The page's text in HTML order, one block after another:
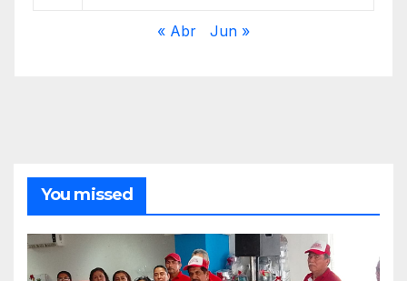
« Abr Jun »
You missed